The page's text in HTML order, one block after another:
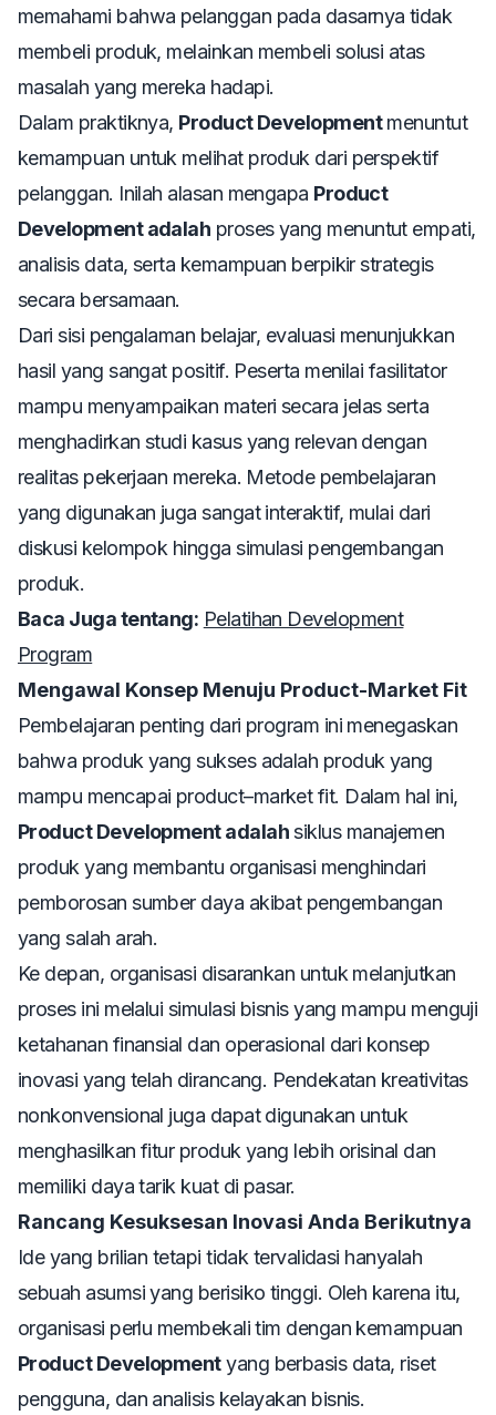
memahami bahwa pelanggan pada dasarnya tidak
membeli produk, melainkan membeli solusi atas
masalah yang mereka hadapi.
Dalam praktiknya, Product Developmentmenuntut
kemampuan untuk melihat produk dari perspektif
pelanggan. Inilah alasan mengapa Product
Development adalah proses yang menuntut empati,
analisis data, serta kemampuan berpikir strategis
secara bersamaan.
Dari sisi pengalaman belajar, evaluasi menunjukkan
hasil yang sangat positif. Peserta menilai fasilitator
mampu menyampaikan materi secara jelas serta
menghadirkan studi kasus yang relevan dengan
realitas pekerjaan mereka. Metode pembelajaran
yang digunakan juga sangat interaktif, mulai dari
diskusi kelompok hingga simulasi pengembangan
produk.
Baca Juga tentang: Pelatihan Development
Program
Mengawal Konsep Menuju Product-Market Fit
Pembelajaran penting dari program ini menegaskan
bahwa produk yang sukses adalah produk yang
mampu mencapai product–market fit. Dalam hal ini,
Product Development adalahsiklus manajemen
produk yang membantu organisasi menghindari
pemborosan sumber daya akibat pengembangan
yang salah arah.
Ke depan, organisasi disarankan untuk melanjutkan
proses ini melalui simulasi bisnis yang mampu menguji
ketahanan finansial dan operasional dari konsep
inovasi yang telah dirancang. Pendekatan kreativitas
nonkonvensional juga dapat digunakan untuk
menghasilkan fitur produk yang lebih orisinal dan
memiliki daya tarik kuat di pasar.
Rancang Kesuksesan Inovasi Anda Berikutnya
Ide yang brilian tetapi tidak tervalidasi hanyalah
sebuah asumsi yang berisiko tinggi. Oleh karena itu,
organisasi perlu membekali tim dengan kemampuan
Product Developmentyang berbasis data, riset
pengguna, dan analisis kelayakan bisnis.